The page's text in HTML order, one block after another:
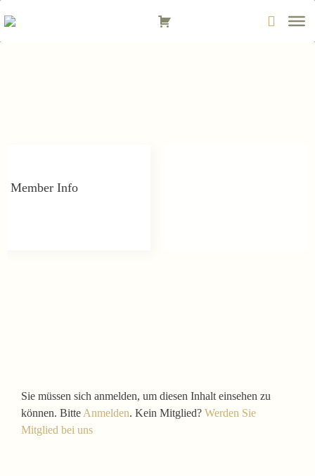
Inhalt
springen
Member Info
Sie müssen sich anmelden, um diesen Inhalt einsehen zu
können. Bitte Anmelden. Kein Mitglied? Werden Sie
Mitglied bei uns